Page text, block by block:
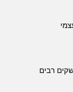
רבים